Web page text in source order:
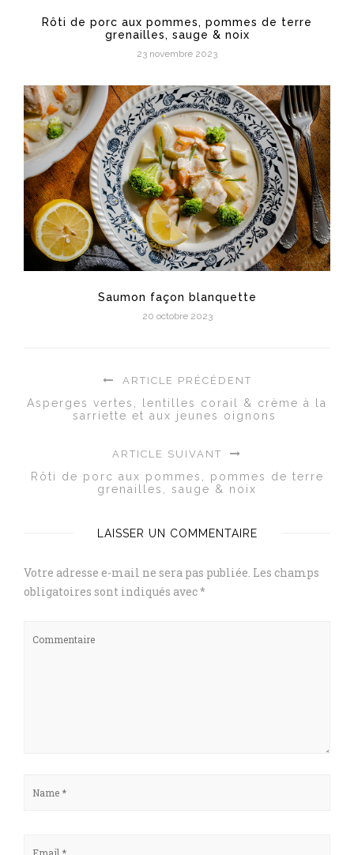
Rôti de porc aux pommes, pommes de terre
grenailles, sauge & noix
23 novembre 2023
Saumon façon blanquette
20 octobre 2023
ARTICLE PRÉCÉDENT
Asperges vertes, lentilles corail & crème à la
sarriette et aux jeunes oignons
ARTICLE SUIVANT
Rôti de porc aux pommes, pommes de terre
grenailles, sauge & noix
LAISSER UN COMMENTAIRE
Votre adresse e-mail ne sera pas publiée. Les champs
obligatoires sont indiqués avec*